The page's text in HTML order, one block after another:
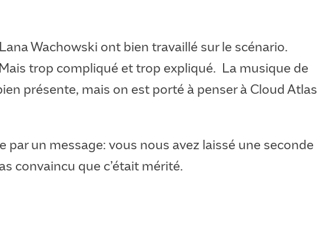
Wachowski ont bien travaillé sur le scénario.
trop compliqué et trop expliqué. La musique de
présente, mais on est porté à penser à Cloud Atlas
par un message: vous nous avez laissé une seconde
convaincu que c’était mérité.